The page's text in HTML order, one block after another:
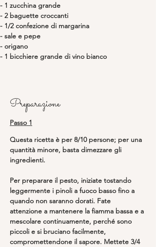
- 1 zucchina grande
- 2 baguette croccanti
- 1/2 confezione di margarina
- sale e pepe
- origano
- 1 bicchiere grande di vino bianco
Preparazione
Passo 1
Questa ricetta è per 8/10 persone; per una
quantità minore, basta dimezzare gli
ingredienti.
Per preparare il pesto, iniziate tostando
leggermente i pinoli a fuoco basso fino a
quando non saranno dorati. Fate
attenzione a mantenere la fiamma bassa e a
mescolare continuamente, perché sono
piccoli e si bruciano facilmente,
compromettendone il sapore. Mettete 3/4